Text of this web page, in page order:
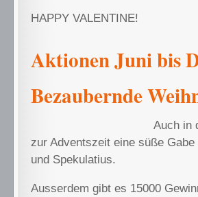
HAPPY VALENTINE!
Aktionen Juni bis
Bezaubernde
Auch in
zur Adventszeit eine süße
und Spekulatius.
Ausserdem gibt es 15000